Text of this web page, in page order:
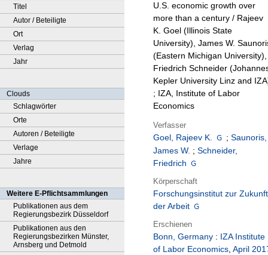
Titel
Autor / Beteiligte
Ort
Verlag
Jahr
Clouds
Schlagwörter
Orte
Autoren / Beteiligte
Verlage
Jahre
Weitere E-Pflichtsammlungen
Publikationen aus dem
Regierungsbezirk Düsseldorf
Publikationen aus den
Regierungsbezirken Münster,
Arnsberg und Detmold
U.S. economic growth over
more than a century / Rajeev
K. Goel (Illinois State
University), James W.
(Eastern Michigan University),
Friedrich Schneider
Kepler University Linz and
; IZA, Institute of Labor
Economics
Verfasser
Goel, Rajeev K. ; Saunoris,
James W. ; Schneider,
Friedrich
Körperschaft
Forschungsinstitut zur Zukunft
der Arbeit
Erschienen
Bonn, Germany : IZA Institute
of Labor Economics, April